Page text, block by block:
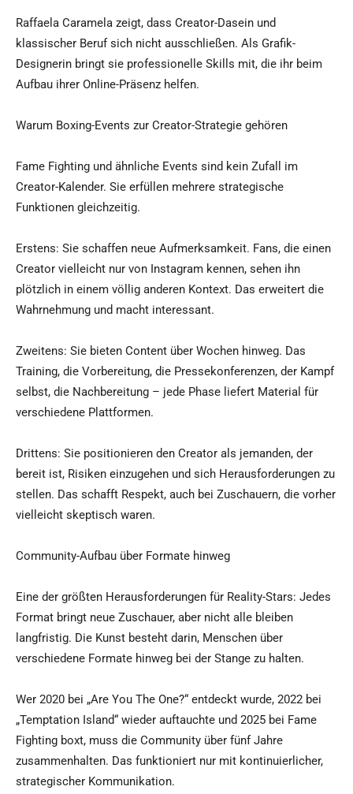
Raffaela Caramela zeigt, dass Creator-Dasein und
klassischer Beruf sich nicht ausschließen. Als Grafik-
Designerin bringt sie professionelle Skills mit, die ihr beim
Aufbau ihrer Online-Präsenz helfen.
Warum Boxing-Events zur Creator-Strategie gehören
Fame Fighting und ähnliche Events sind kein Zufall im
Creator-Kalender. Sie erfüllen mehrere strategische
Funktionen gleichzeitig.
Erstens: Sie schaffen neue Aufmerksamkeit. Fans, die einen
Creator vielleicht nur von Instagram kennen, sehen ihn
plötzlich in einem völlig anderen Kontext. Das erweitert die
Wahrnehmung und macht interessant.
Zweitens: Sie bieten Content über Wochen hinweg. Das
Training, die Vorbereitung, die Pressekonferenzen, der Kampf
selbst, die Nachbereitung – jede Phase liefert Material für
verschiedene Plattformen.
Drittens: Sie positionieren den Creator als jemanden, der
bereit ist, Risiken einzugehen und sich Herausforderungen zu
stellen. Das schafft Respekt, auch bei Zuschauern, die vorher
vielleicht skeptisch waren.
Community-Aufbau über Formate hinweg
Eine der größten Herausforderungen für Reality-Stars: Jedes
Format bringt neue Zuschauer, aber nicht alle bleiben
langfristig. Die Kunst besteht darin, Menschen über
verschiedene Formate hinweg bei der Stange zu halten.
Wer 2020 bei „Are You The One?“ entdeckt wurde, 2022 bei
„Temptation Island“ wieder auftauchte und 2025 bei Fame
Fighting boxt, muss die Community über fünf Jahre
zusammenhalten. Das funktioniert nur mit kontinuierlicher,
strategischer Kommunikation.